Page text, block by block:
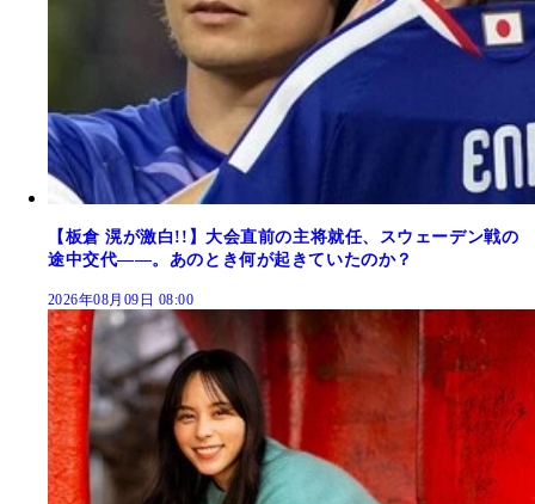
【板倉 滉が激白!!】大会直前の主将就任、スウェーデン戦の
途中交代――。あのとき何が起きていたのか？
2026年08月09日 08:00